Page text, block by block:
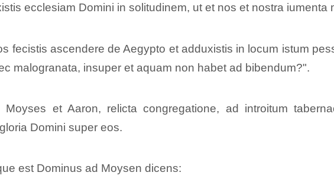
ecclesiam Domini in solitudinem, ut et nos et nostra iumenta
fecistis ascendere de Aegypto et adduxistis in locum istum
malogranata, insuper et aquam non habet ad bibendum?".
Moyses et Aaron, relicta congregatione, ad introitum
Domini super eos.
est Dominus ad Moysen dicens: